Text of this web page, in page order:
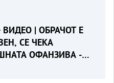
| ОБРАЧОТ Е
СЕ ЧЕКА
ОФАНЗИВА -